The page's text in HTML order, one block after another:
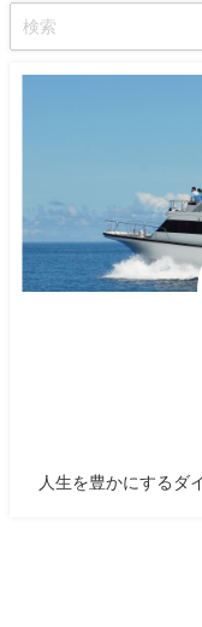
人生を豊かにするダ